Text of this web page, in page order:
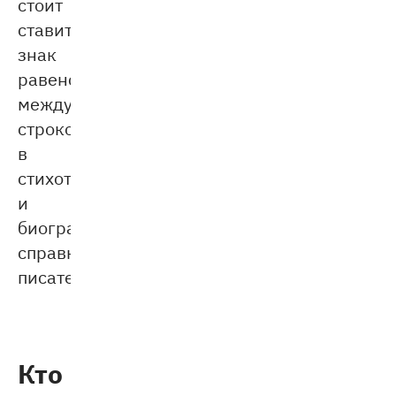
ставить
знак
равенства
между
строкой
в
стихотворении
и
биографической
справкой
писателя.
Кто